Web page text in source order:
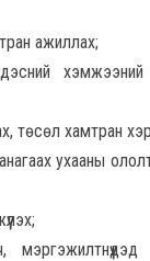
ажиллах;
төсөл хамтран
ухааны